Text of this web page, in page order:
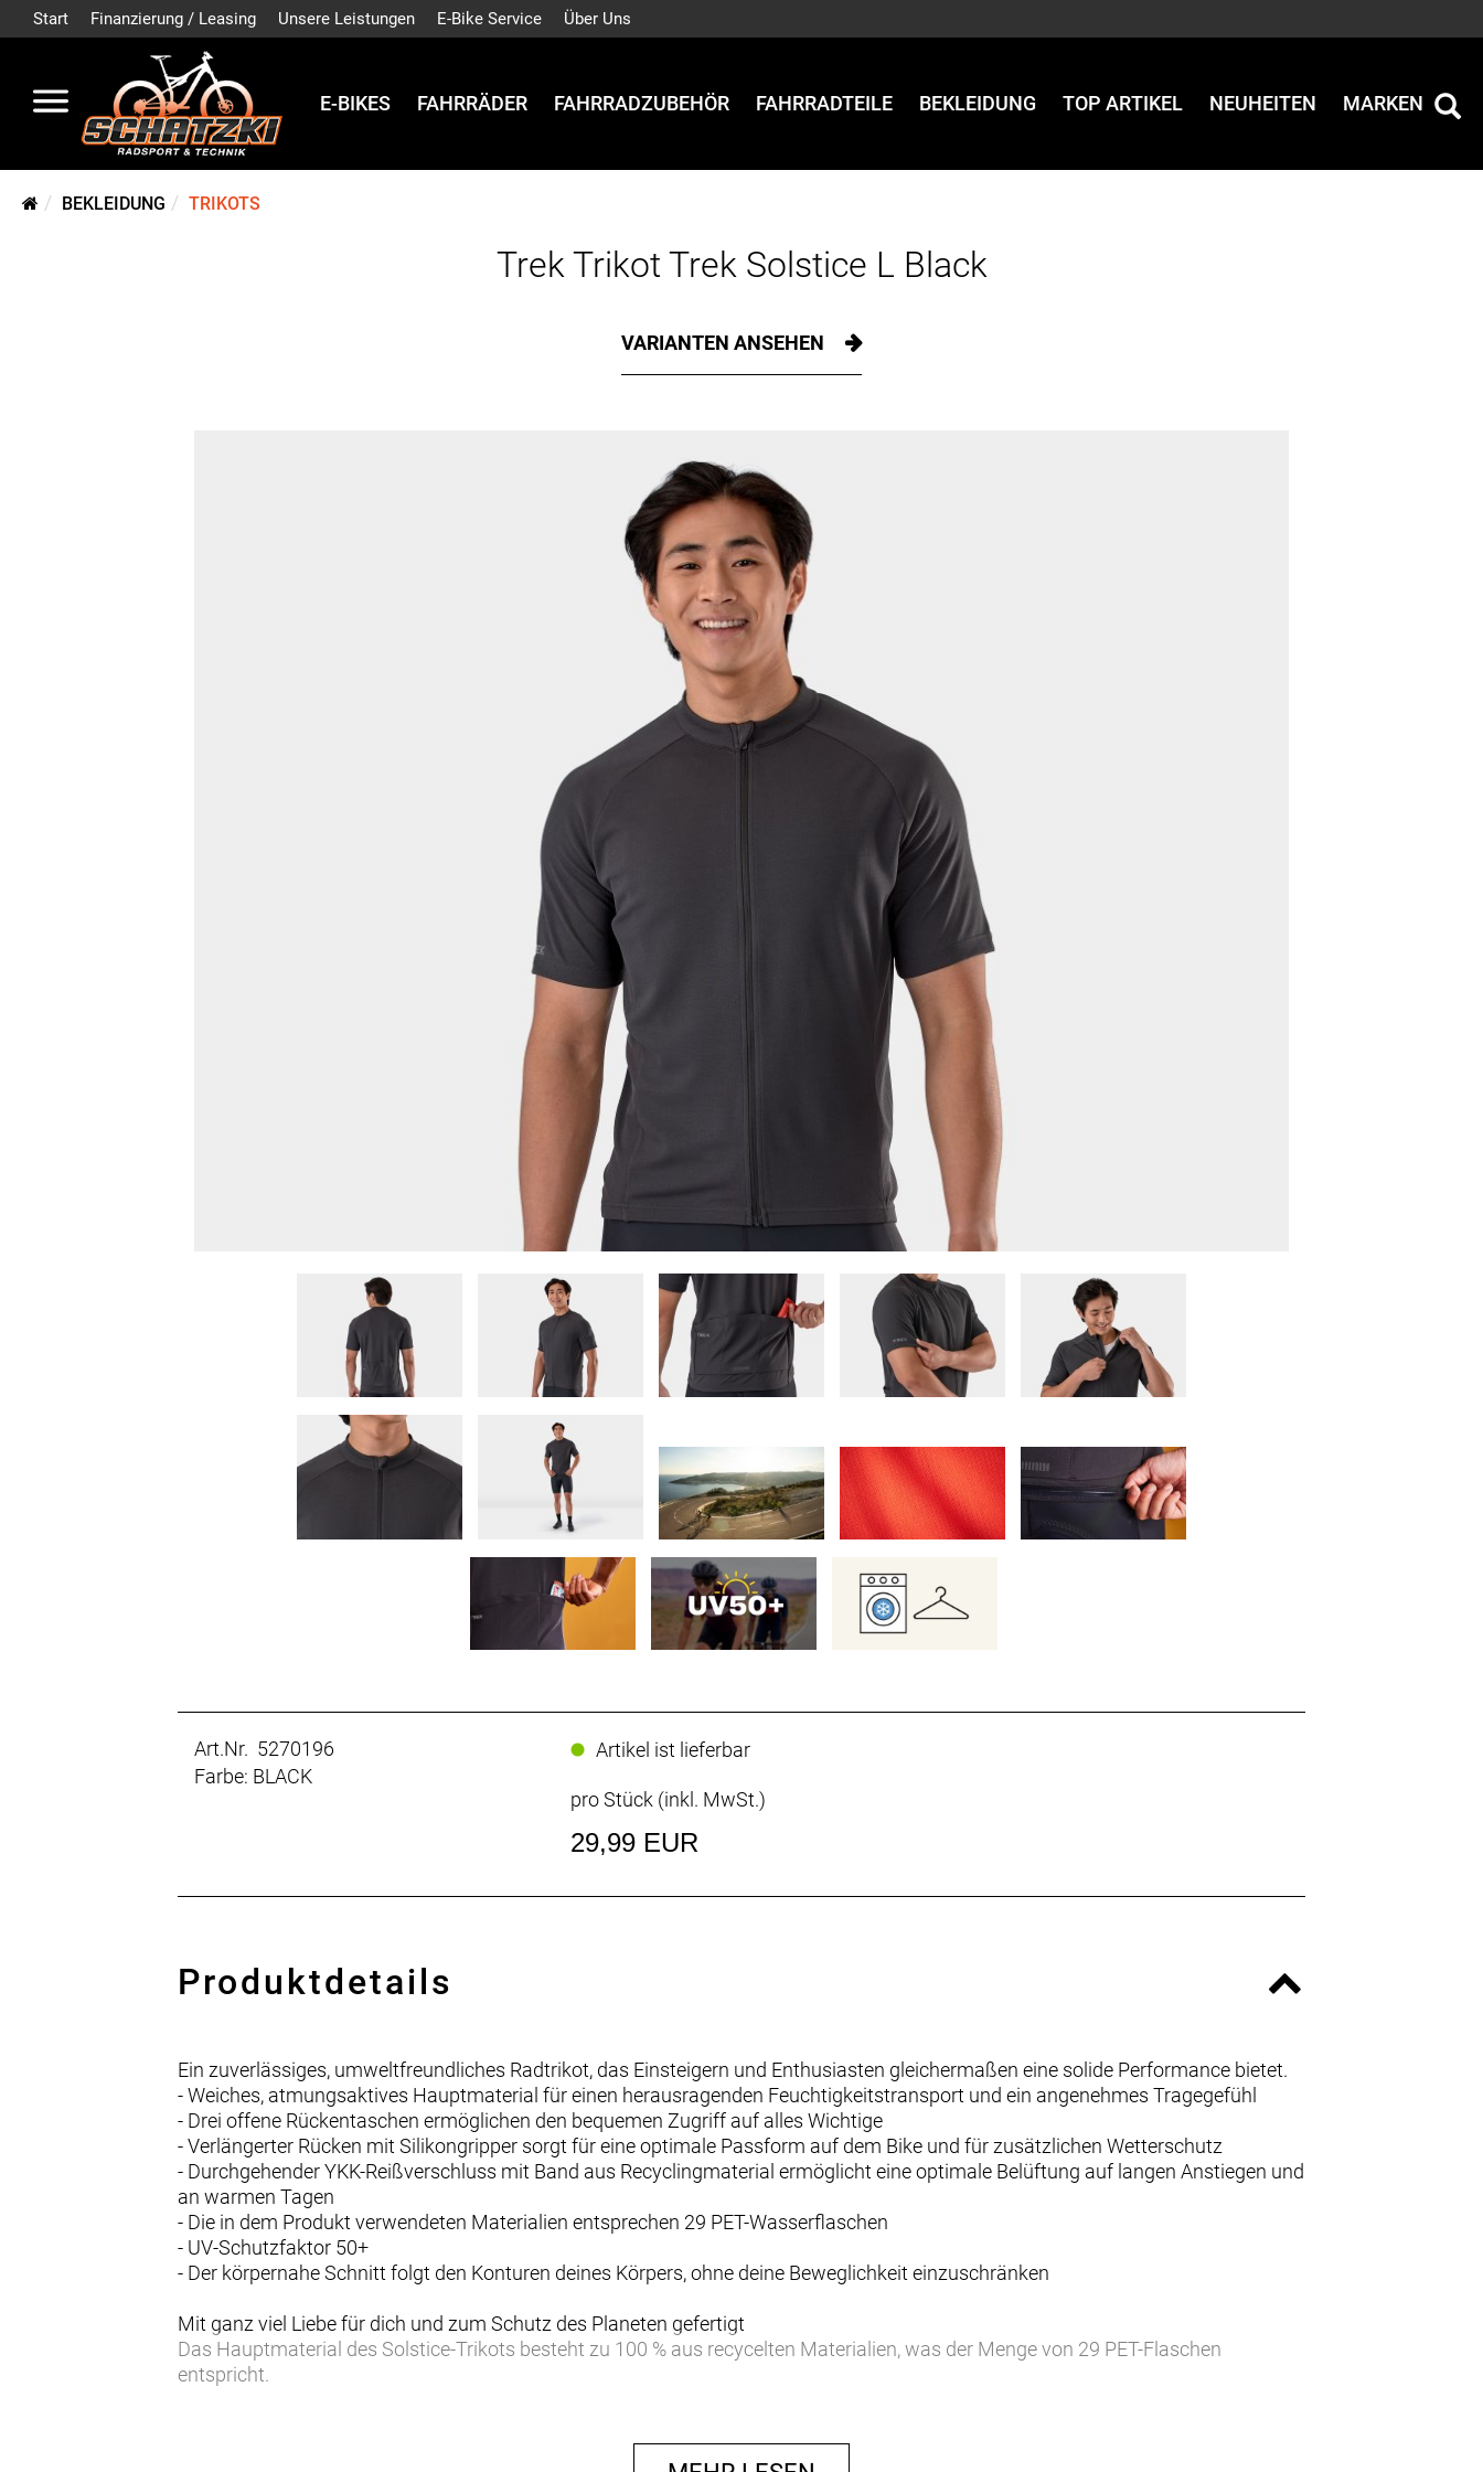
Start Finanzierung / Leasing Unsere Leistungen E-Bike Service Über Uns
E-BIKES FAHRRÄDER FAHRRADZUBEHÖR FAHRRADTEILE BEKLEIDUNG TOP ARTIKEL NEUHEITEN MARKEN
BEKLEIDUNG TRIKOTS
Trek Trikot Trek Solstice L Black
VARIANTEN ANSEHEN
Art.Nr. 5270196
Farbe: BLACK
Artikel ist lieferbar
pro Stück (inkl. MwSt.)
29,99 EUR
Produktdetails
Ein zuverlässiges, umweltfreundliches Radtrikot, das Einsteigern und Enthusiasten gleichermaßen eine solide Performance bietet.
- Weiches, atmungsaktives Hauptmaterial für einen herausragenden Feuchtigkeitstransport und ein angenehmes Tragegefühl
- Drei offene Rückentaschen ermöglichen den bequemen Zugriff auf alles Wichtige
- Verlängerter Rücken mit Silikongripper sorgt für eine optimale Passform auf dem Bike und für zusätzlichen Wetterschutz
- Durchgehender YKK-Reißverschluss mit Band aus Recyclingmaterial ermöglicht eine optimale Belüftung auf langen Anstiegen und
an warmen Tagen
- Die in dem Produkt verwendeten Materialien entsprechen 29 PET-Wasserflaschen
- UV-Schutzfaktor 50+
- Der körpernahe Schnitt folgt den Konturen deines Körpers, ohne deine Beweglichkeit einzuschränken
Mit ganz viel Liebe für dich und zum Schutz des Planeten gefertigt
Das Hauptmaterial des Solstice-Trikots besteht zu 100 % aus recycelten Materialien, was der Menge von 29 PET-Flaschen
entspricht.
Die weichen, atmungsaktiven Hauptmaterialien des Solstice führen Feuchtigkeit effektiv ab und halten dich trocken, damit du